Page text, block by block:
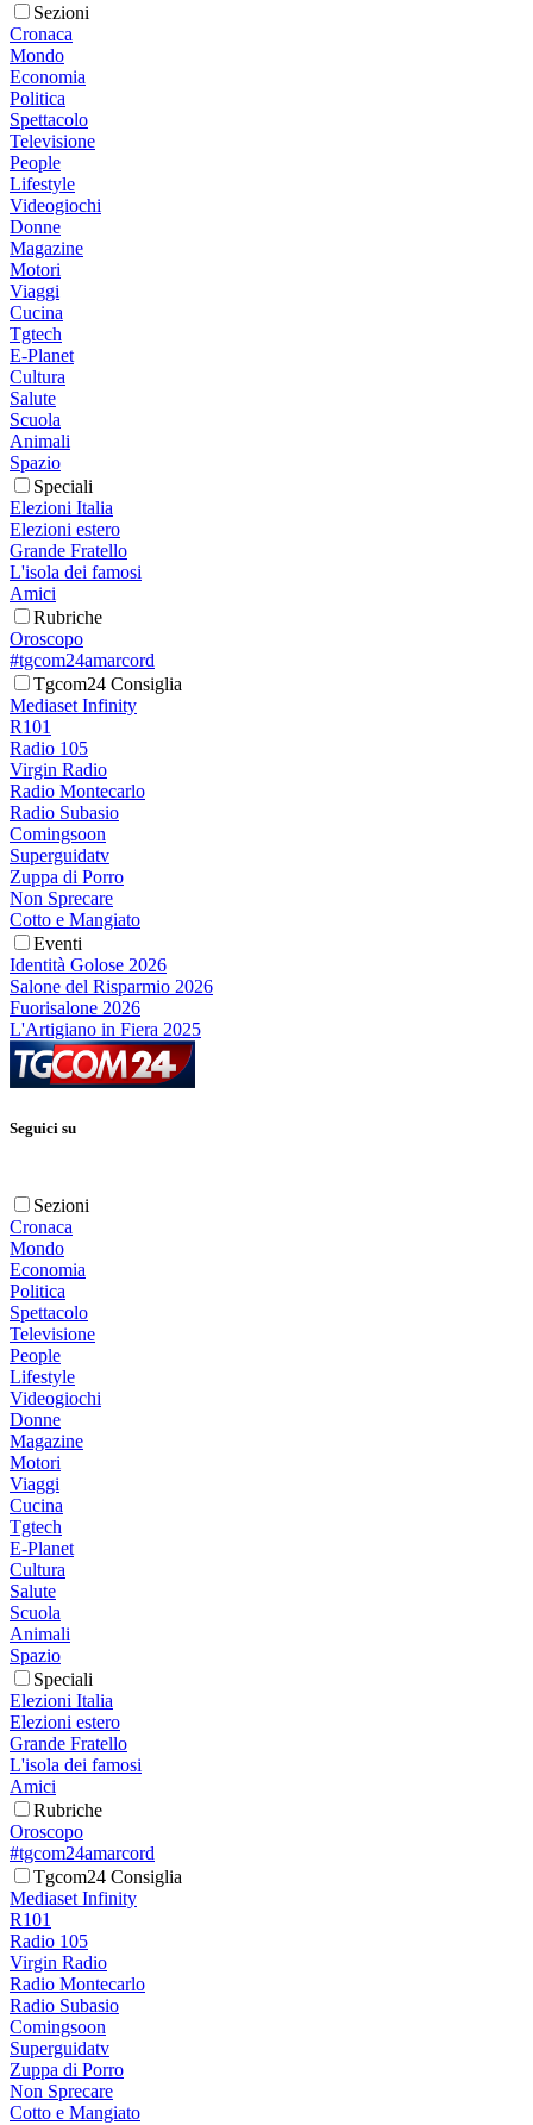
Sezioni
Cronaca
Mondo
Economia
Politica
Spettacolo
Televisione
People
Lifestyle
Videogiochi
Donne
Magazine
Motori
Viaggi
Cucina
Tgtech
E-Planet
Cultura
Salute
Scuola
Animali
Spazio
Speciali
Elezioni Italia
Elezioni estero
Grande Fratello
L'isola dei famosi
Amici
Rubriche
Oroscopo
#tgcom24amarcord
Tgcom24 Consiglia
Mediaset Infinity
R101
Radio 105
Virgin Radio
Radio Montecarlo
Radio Subasio
Comingsoon
Superguidatv
Zuppa di Porro
Non Sprecare
Cotto e Mangiato
Eventi
Identità Golose 2026
Salone del Risparmio 2026
Fuorisalone 2026
L'Artigiano in Fiera 2025
Seguici su
Sezioni
Cronaca
Mondo
Economia
Politica
Spettacolo
Televisione
People
Lifestyle
Videogiochi
Donne
Magazine
Motori
Viaggi
Cucina
Tgtech
E-Planet
Cultura
Salute
Scuola
Animali
Spazio
Speciali
Elezioni Italia
Elezioni estero
Grande Fratello
L'isola dei famosi
Amici
Rubriche
Oroscopo
#tgcom24amarcord
Tgcom24 Consiglia
Mediaset Infinity
R101
Radio 105
Virgin Radio
Radio Montecarlo
Radio Subasio
Comingsoon
Superguidatv
Zuppa di Porro
Non Sprecare
Cotto e Mangiato